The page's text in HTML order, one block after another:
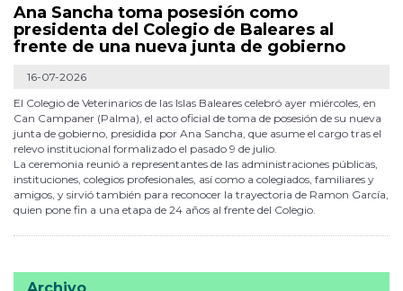
Ana Sancha toma posesión como
presidenta del Colegio de Baleares al
frente de una nueva junta de gobierno
16-07-2026
El Colegio de Veterinarios de las Islas Baleares celebró ayer miércoles, en
Can Campaner (Palma), el acto oficial de toma de posesión de su nueva
junta de gobierno, presidida por Ana Sancha, que asume el cargo tras el
relevo institucional formalizado el pasado 9 de julio.
La ceremonia reunió a representantes de las administraciones públicas,
instituciones, colegios profesionales, así como a colegiados, familiares y
amigos, y sirvió también para reconocer la trayectoria de Ramon García,
quien pone fin a una etapa de 24 años al frente del Colegio.